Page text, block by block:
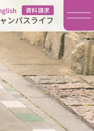
資料請求
ンパスライフ